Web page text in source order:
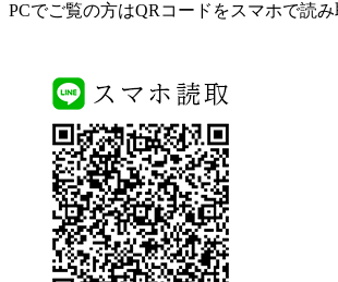
PCでご覧の方はQRコードをスマホで読み